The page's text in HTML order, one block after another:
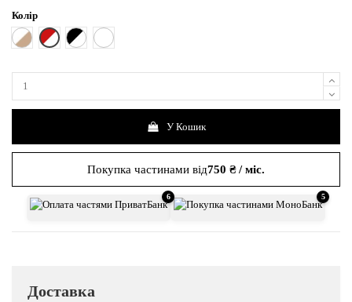
Колір
Білий з коричневим
Біла з червоною подушечкою
Біла з чорною подушечкою
Біла з білою подушечкою
У Кошик
Покупка частинами від750 ₴ / міс.
6 5
Доставка